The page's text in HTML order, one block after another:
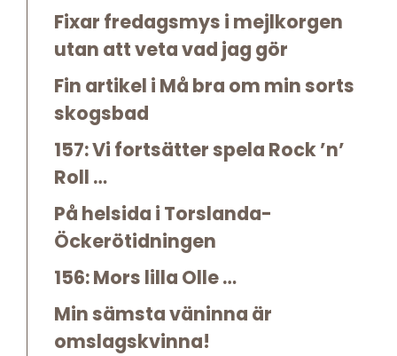
Fixar fredagsmys i mejlkorgen
utan att veta vad jag gör
Fin artikel i Må bra om min sorts
skogsbad
157: Vi fortsätter spela Rock ’n’
Roll …
På helsida i Torslanda-
Öckerötidningen
156: Mors lilla Olle …
Min sämsta väninna är
omslagskvinna!